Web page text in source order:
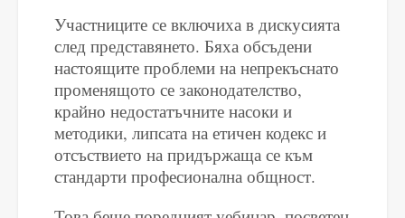
Участниците се включиха в дискусията
след представянето. Бяха обсъдени
настоящите проблеми на непрекъснато
променящото се законодателство,
крайно недостатъчните насоки и
методики, липсата на етичен кодекс и
отсъствието на придържаща се към
стандарти професионална общност.